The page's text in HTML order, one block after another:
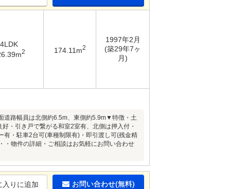
4LDK
2 174.11m2
1997年2月
(築29年7ヶ
月)
道路幅員は北側約6.5m、東側約5.9m▼特徴・土
・引き戸で繋がる和室2室有、北側は押入付・
・駐車2台可(車種制限有)・即引渡し可(残金精
物件の詳細・ご相談はお気軽にお問い合わせ
入りに追加 お問い合わせ(無料)